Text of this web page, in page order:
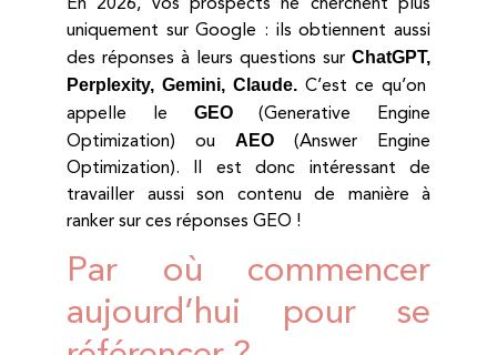
En 2026, vos prospects ne cherchent plus
uniquement sur Google : ils obtiennent aussi
des réponses à leurs questions sur ChatGPT,
Perplexity, Gemini, Claude. C’est ce qu’on
appelle le GEO(Generative Engine
Optimization) ou AEO (Answer Engine
Optimization). Il est donc intéressant de
travailler aussi son contenu de manière à
ranker sur ces réponses GEO !
Par où commencer
aujourd’hui pour se